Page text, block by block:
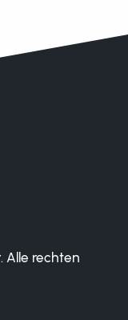
Alle rechten